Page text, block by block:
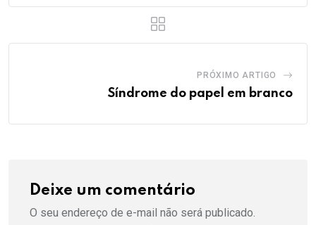
PRÓXIMO ARTIGO
Síndrome do papel em branco
Deixe um comentário
O seu endereço de e-mail não será publicado.